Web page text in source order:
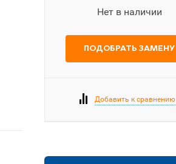
Нет в наличии
ПОДОБРАТЬ ЗАМЕНУ
Добавить к сравнению